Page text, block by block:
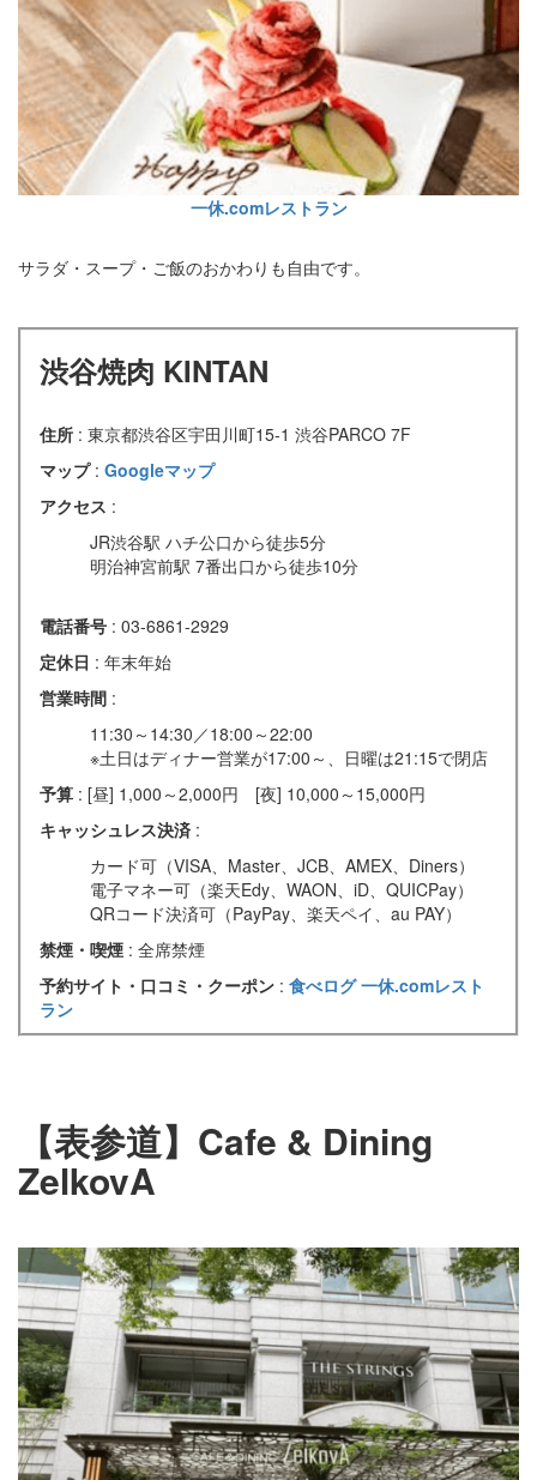
一休.comレストラン
サラダ・スープ・ご飯のおかわりも自由です。
渋谷焼肉 KINTAN
住所 : 東京都渋谷区宇田川町15-1 渋谷PARCO 7F
マップ : Googleマップ
アクセス :
JR渋谷駅 ハチ公口から徒歩5分
明治神宮前駅 7番出口から徒歩10分
電話番号 : 03-6861-2929
定休日 : 年末年始
営業時間 :
11:30～14:30／18:00～22:00
※土日はディナー営業が17:00～、日曜は21:15で閉店
予算 : [昼] 1,000～2,000円 [夜] 10,000～15,000円
キャッシュレス決済 :
カード可（VISA、Master、JCB、AMEX、Diners）
電子マネー可（楽天Edy、WAON、iD、QUICPay）
QRコード決済可（PayPay、楽天ペイ、au PAY）
禁煙・喫煙 : 全席禁煙
予約サイト・口コミ・クーポン : 食べログ一休.comレスト
ラン
【表参道】Cafe & Dining
ZelkovA